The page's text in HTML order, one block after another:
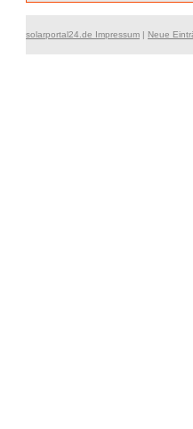
solarportal24.de Impressum | Neue